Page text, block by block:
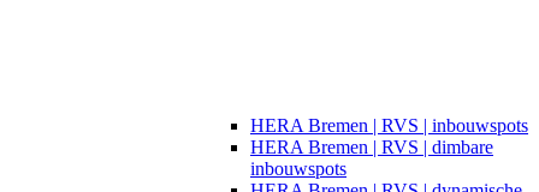
HERA Bremen | RVS | inbouwspots
HERA Bremen | RVS | dimbare
inbouwspots